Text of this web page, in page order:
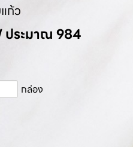
ก้ว
ประมาณ 984
กล่อง